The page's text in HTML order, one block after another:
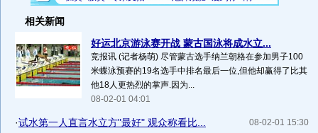
相关新闻
好运北京游泳赛开战 蒙古国泳将成水立...
竞报讯 (记者杨萌) 尽管蒙古选手纳兰朝格在参加男子100
米蝶泳预赛的19名选手中排名最后一位,但他却赢得了比其
他18人更热烈的掌声.因为...
08-02-01 04:01
08-02-01 15:30
·试水第一人直言水立方"最好" 观众称看比...